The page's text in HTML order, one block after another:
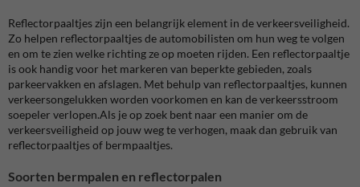
Reflectorpaaltjes zijn een belangrijk element in de verkeersveiligheid.
Zo helpen reflectorpaaltjes de automobilisten om hun weg te volgen
en om te zien welke richting ze op moeten rijden. Een reflectorpaaltje
is ook handig voor het markeren van beperkte gebieden, zoals
parkeervakken en afslagen. Met behulp van reflectorpaaltjes, kunnen
verkeersongelukken worden voorkomen en kan de verkeersstroom
soepeler verlopen.Als je op zoek bent naar een manier om de
verkeersveiligheid op jouw weg te verhogen, maak dan gebruik van
reflectorpaaltjes of bermpaaltjes.
Soorten bermpalen en reflectorpalen